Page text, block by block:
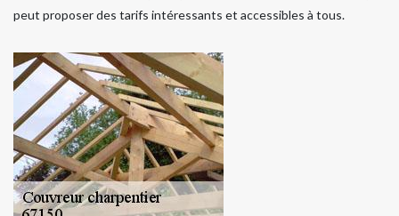
peut proposer des tarifs intéressants et accessibles à tous.